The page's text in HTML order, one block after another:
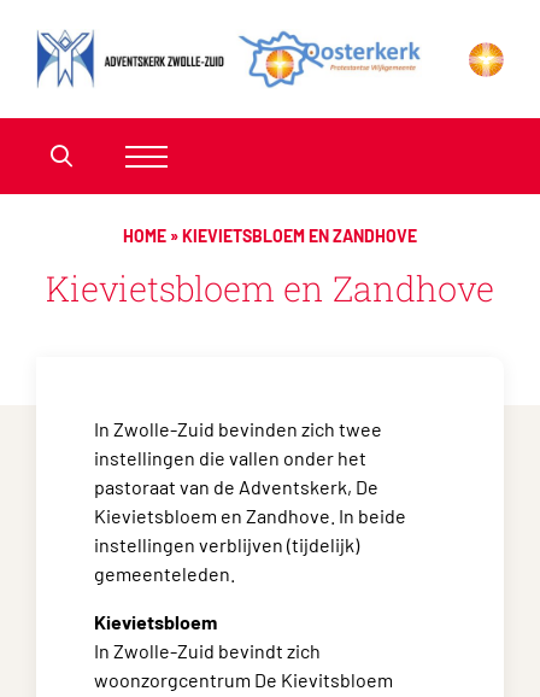
HOME »KIEVIETSBLOEM EN ZANDHOVE
Kievietsbloem en Zandhove
In Zwolle-Zuid bevinden zich twee
instellingen die vallen onder het
pastoraat van de Adventskerk, De
Kievietsbloem en Zandhove. In beide
instellingen verblijven (tijdelijk)
gemeenteleden.
Kievietsbloem
In Zwolle-Zuid bevindt zich
woonzorgcentrum De Kievitsbloem